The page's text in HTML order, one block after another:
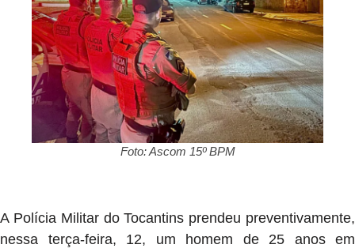
Foto: Ascom 15º BPM
A Polícia Militar do Tocantins prendeu preventivamente,
nessa terça-feira, 12, um homem de 25 anos em